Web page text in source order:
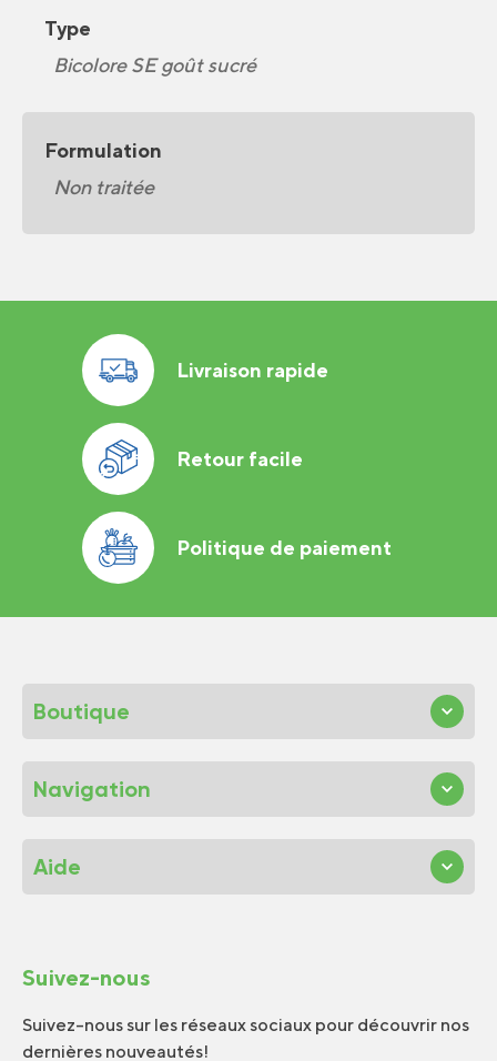
Type
Bicolore SE goût sucré
Formulation
Non traitée
Livraison rapide
Retour facile
Politique de paiement
Boutique
Navigation
Aide
Suivez-nous
Suivez-nous sur les réseaux sociaux pour découvrir nos
dernières nouveautés!